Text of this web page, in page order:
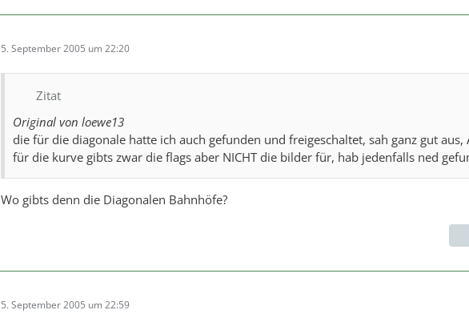
5. September 2005 um 22:20
Zitat
Original von loewe13
die für die diagonale hatte ich auch gefunden und freigeschaltet, sah ganz gut aus,
für die kurve gibts zwar die flags aber NICHT die bilder für, hab jedenfalls ned
Wo gibts denn die Diagonalen Bahnhöfe?
5. September 2005 um 22:59